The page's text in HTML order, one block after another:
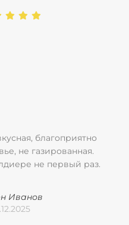
благоприятно
не газированная.
не первый раз.
Иванов